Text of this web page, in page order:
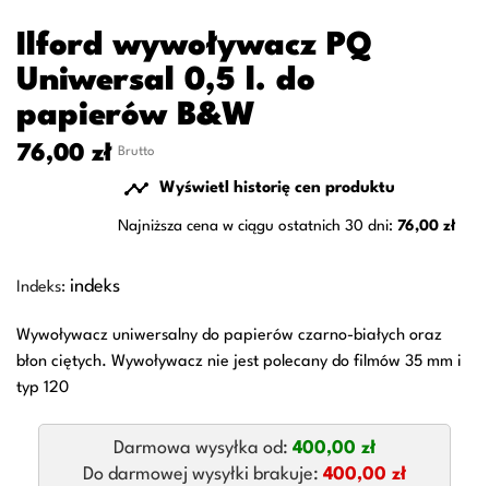
Ilford wywoływacz PQ
Uniwersal 0,5 l. do
papierów B&W
76,00 zł Brutto
 Wyświetl historię cen produktu
Najniższa cena w ciągu ostatnich 30 dni: 76,00 zł
Indeks: indeks
Wywoływacz uniwersalny do papierów czarno-białych oraz
błon ciętych. Wywoływacz nie jest polecany do filmów 35 mm i
typ 120
Darmowa wysyłka od: 400,00 zł
Do darmowej wysyłki brakuje: 400,00 zł